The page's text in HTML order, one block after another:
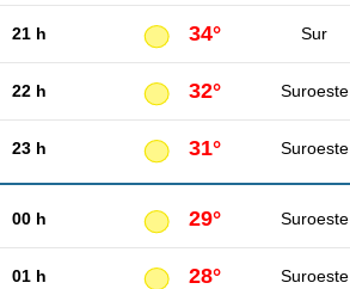
21 h 34° Sur
22 h 32° Suroeste
23 h 31° Suroeste
00 h 29° Suroeste
01 h 28° Suroeste